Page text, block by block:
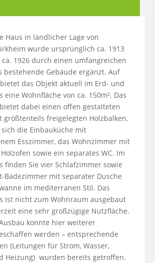
Haus in ländlicher Lage von
wurde ursprünglich ca. 1913
1926 durch einen umfangreichen
bestehende Gebäude ergänzt. Auf
das Objekt aktuell im Erd- und
eine Wohnfläche von ca. 150m². Das
dabei einen offen gestalteten
größtenteils freigelegten Holzbalken.
die Einbauküche mit
Esszimmer, das Wohnzimmer mit
sowie ein separates WC. Im
finden Sie vier Schlafzimmer sowie
Badezimmer mit separater Dusche
im mediterranen Stil. Das
ist nicht zum Wohnraum ausgebaut
eine sehr großzügige Nutzfläche.
könnte hier weiterer
werden – entsprechende
(Leitungen für Strom, Wasser,
Heizung)  wurden bereits getroffen.